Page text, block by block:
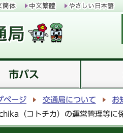
市バス
ページ 交通局について
お
（コトチカ）の運営管理等に